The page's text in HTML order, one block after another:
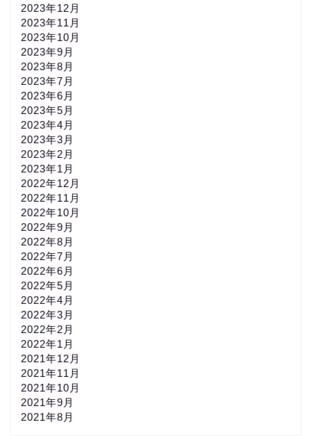
2023年12月
2023年11月
2023年10月
2023年9月
2023年8月
2023年7月
2023年6月
2023年5月
2023年4月
2023年3月
2023年2月
2023年1月
2022年12月
2022年11月
2022年10月
2022年9月
2022年8月
2022年7月
2022年6月
2022年5月
2022年4月
2022年3月
2022年2月
2022年1月
2021年12月
2021年11月
2021年10月
2021年9月
2021年8月